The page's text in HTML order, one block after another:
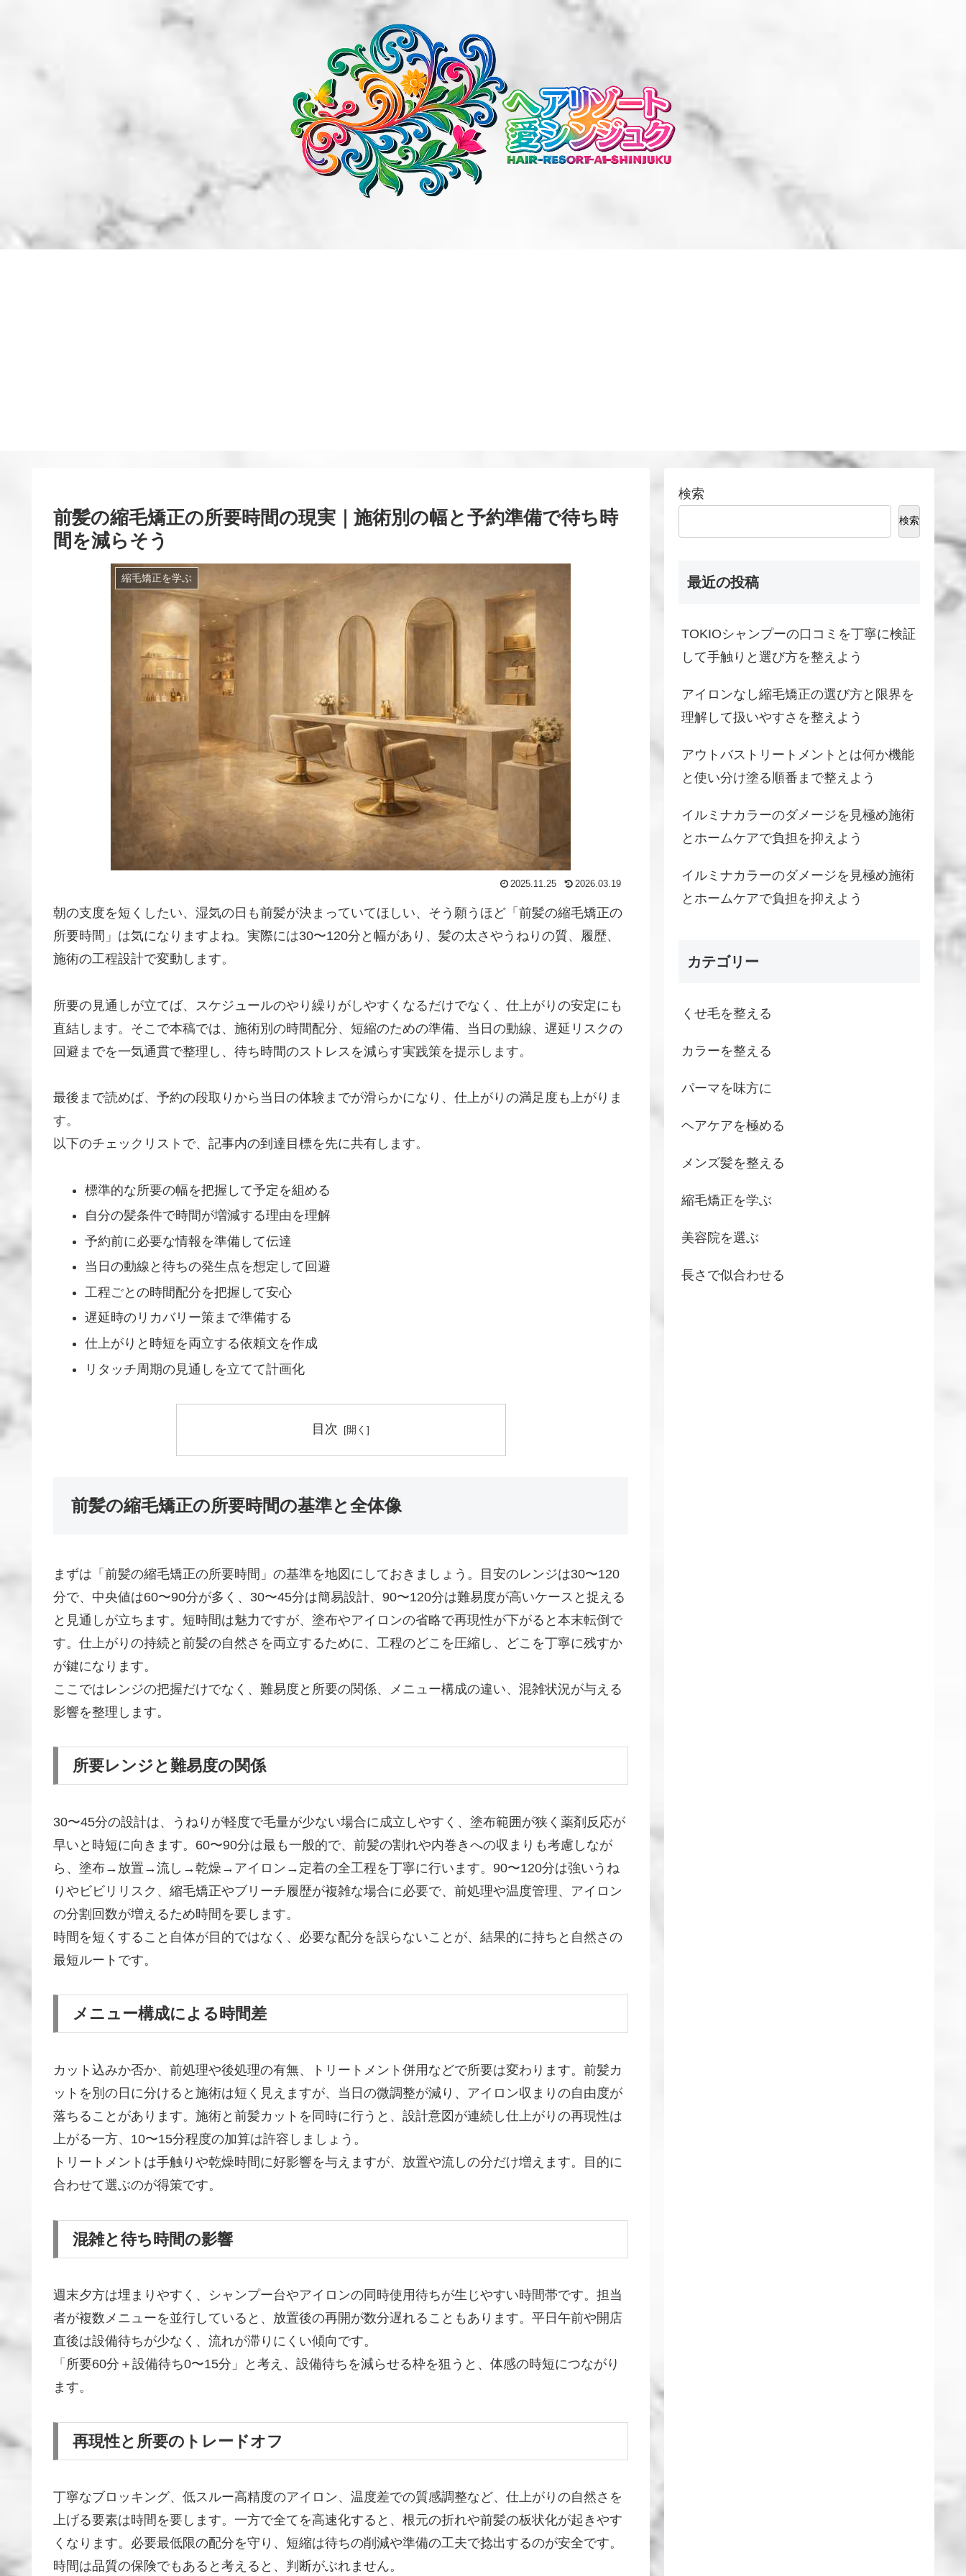
前髪の縮毛矯正の所要時間の現実｜施術別の幅と予約準備で待ち時
間を減らそう
縮毛矯正を学ぶ
2025.11.25 2026.03.19
朝の支度を短くしたい、湿気の日も前髪が決まっていてほしい、そう願うほど「前髪の縮毛矯正の
所要時間」は気になりますよね。実際には30〜120分と幅があり、髪の太さやうねりの質、履歴、
施術の工程設計で変動します。
所要の見通しが立てば、スケジュールのやり繰りがしやすくなるだけでなく、仕上がりの安定にも
直結します。そこで本稿では、施術別の時間配分、短縮のための準備、当日の動線、遅延リスクの
回避までを一気通貫で整理し、待ち時間のストレスを減らす実践策を提示します。
最後まで読めば、予約の段取りから当日の体験までが滑らかになり、仕上がりの満足度も上がりま
す。
以下のチェックリストで、記事内の到達目標を先に共有します。
標準的な所要の幅を把握して予定を組める
自分の髪条件で時間が増減する理由を理解
予約前に必要な情報を準備して伝達
当日の動線と待ちの発生点を想定して回避
工程ごとの時間配分を把握して安心
遅延時のリカバリー策まで準備する
仕上がりと時短を両立する依頼文を作成
リタッチ周期の見通しを立てて計画化
目次
前髪の縮毛矯正の所要時間の基準と全体像
まずは「前髪の縮毛矯正の所要時間」の基準を地図にしておきましょう。目安のレンジは30〜120
分で、中央値は60〜90分が多く、30〜45分は簡易設計、90〜120分は難易度が高いケースと捉える
と見通しが立ちます。短時間は魅力ですが、塗布やアイロンの省略で再現性が下がると本末転倒で
す。仕上がりの持続と前髪の自然さを両立するために、工程のどこを圧縮し、どこを丁寧に残すか
が鍵になります。
ここではレンジの把握だけでなく、難易度と所要の関係、メニュー構成の違い、混雑状況が与える
影響を整理します。
所要レンジと難易度の関係
30〜45分の設計は、うねりが軽度で毛量が少ない場合に成立しやすく、塗布範囲が狭く薬剤反応が
早いと時短に向きます。60〜90分は最も一般的で、前髪の割れや内巻きへの収まりも考慮しなが
ら、塗布→放置→流し→乾燥→アイロン→定着の全工程を丁寧に行います。90〜120分は強いうね
りやビビリリスク、縮毛矯正やブリーチ履歴が複雑な場合に必要で、前処理や温度管理、アイロン
の分割回数が増えるため時間を要します。
時間を短くすること自体が目的ではなく、必要な配分を誤らないことが、結果的に持ちと自然さの
最短ルートです。
メニュー構成による時間差
カット込みか否か、前処理や後処理の有無、トリートメント併用などで所要は変わります。前髪カ
ットを別の日に分けると施術は短く見えますが、当日の微調整が減り、アイロン収まりの自由度が
落ちることがあります。施術と前髪カットを同時に行うと、設計意図が連続し仕上がりの再現性は
上がる一方、10〜15分程度の加算は許容しましょう。
トリートメントは手触りや乾燥時間に好影響を与えますが、放置や流しの分だけ増えます。目的に
合わせて選ぶのが得策です。
混雑と待ち時間の影響
週末夕方は埋まりやすく、シャンプー台やアイロンの同時使用待ちが生じやすい時間帯です。担当
者が複数メニューを並行していると、放置後の再開が数分遅れることもあります。平日午前や開店
直後は設備待ちが少なく、流れが滞りにくい傾向です。
「所要60分＋設備待ち0〜15分」と考え、設備待ちを減らせる枠を狙うと、体感の時短につながり
ます。
再現性と所要のトレードオフ
丁寧なブロッキング、低スルー高精度のアイロン、温度差での質感調整など、仕上がりの自然さを
上げる要素は時間を要します。一方で全てを高速化すると、根元の折れや前髪の板状化が起きやす
くなります。必要最低限の配分を守り、短縮は待ちの削減や準備の工夫で捻出するのが安全です。
時間は品質の保険でもあると考えると、判断がぶれません。
検索
検索
最近の投稿
TOKIOシャンプーの口コミを丁寧に検証
して手触りと選び方を整えよう
アイロンなし縮毛矯正の選び方と限界を
理解して扱いやすさを整えよう
アウトバストリートメントとは何か機能
と使い分け塗る順番まで整えよう
イルミナカラーのダメージを見極め施術
とホームケアで負担を抑えよう
イルミナカラーのダメージを見極め施術
とホームケアで負担を抑えよう
カテゴリー
くせ毛を整える
カラーを整える
パーマを味方に
ヘアケアを極める
メンズ髪を整える
縮毛矯正を学ぶ
美容院を選ぶ
長さで似合わせる